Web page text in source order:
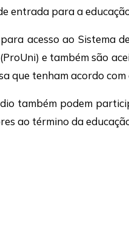
entrada para a
acesso ao Sistema
e também são
que tenham acordo com
também podem
ao término da